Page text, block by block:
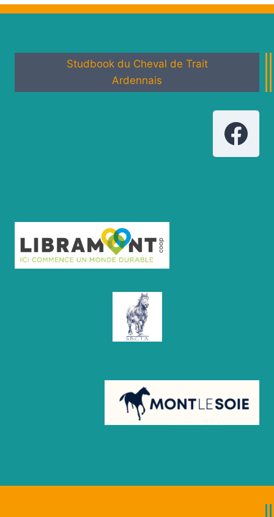
Studbook du Cheval de Trait
Ardennais